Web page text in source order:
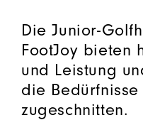
Die Junior-
FootJoy bieten
und Leistung
die
zugeschnitten.